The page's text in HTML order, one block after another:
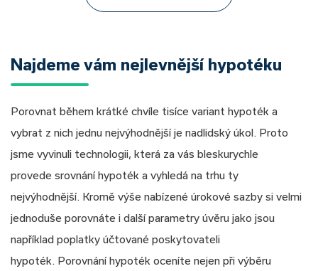
Najdeme vám nejlevnější hypotéku
Porovnat během krátké chvíle tisíce variant hypoték a
vybrat z nich jednu nejvýhodnější je nadlidský úkol. Proto
jsme vyvinuli technologii, která za vás bleskurychle
provede srovnání hypoték a vyhledá na trhu ty
nejvýhodnější. Kromě výše nabízené úrokové sazby si velmi
jednoduše porovnáte i další parametry úvěru jako jsou
například poplatky účtované poskytovateli
hypoték. Porovnání hypoték oceníte nejen při výběru